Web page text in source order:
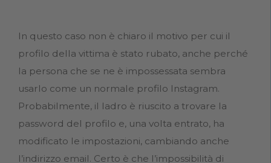
In questo caso non è chiaro il motivo per cui il
profilo della vittima è stato rubato, anche perché
la persona che se ne è impossessata sembra
usarlo come un normale profilo Instagram.
Probabilmente, il ladro è riuscito a trovare la
password del profilo e, una volta entrato, ha
modificato le impostazioni, cambiando anche
l’indirizzo email. Certo è che l’impossibilità di